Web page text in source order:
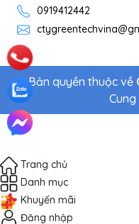
0919412442
Bản quyền thuộc về
Trang chủ
Danh mục
Khuyến mãi
Đăng nhập